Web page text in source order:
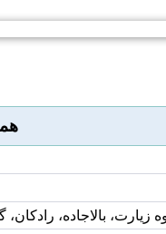
همچنین ۱3 لهجه
بالاجاده،